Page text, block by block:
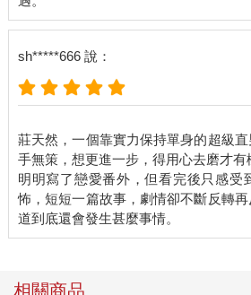
其他玩家都以為被孤立的封蕭生凶多吉
開，他們之中一名駝背、看似不起眼的
開殺戒！
所有人倉皇逃到地下室，直到殺人魔找到
莊天然原本還擔心封蕭生的情況，然而
伺機而動？
封蕭生說：「解完就回來了。」
莊天然一頓，「不是才過八分鐘？」他
己是不是記錯了時間。
封蕭生眨了眨眼，一臉無辜地點頭。
莊天然以為他還在遺憾自己被割斷的頭
sh*****666 說：
莊天然，一個靠實力保持單身的超級
手無策，想更進一步，得用心去磨才有
明明寫了戀愛番外，但看完後只感受
怖，短短一篇故事，劇情卻不斷反轉
相關商品